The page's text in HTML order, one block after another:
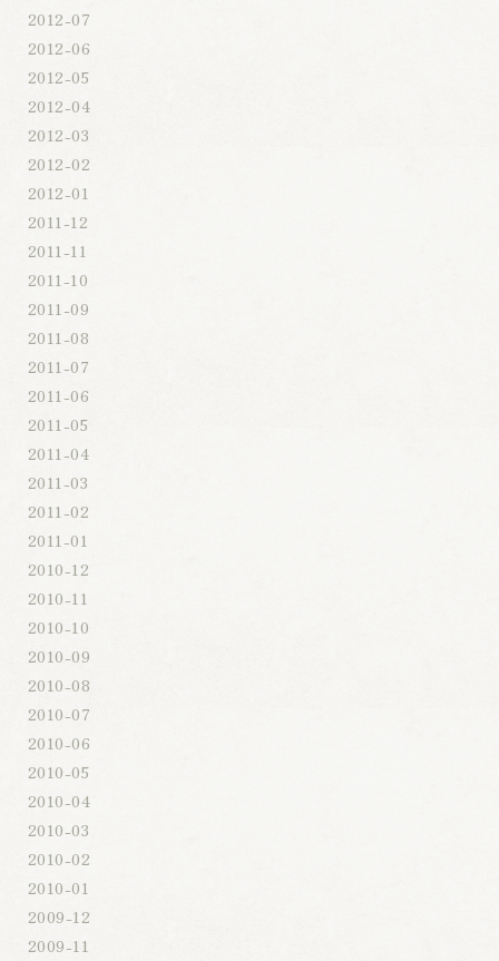
2012-07
2012-06
2012-05
2012-04
2012-03
2012-02
2012-01
2011-12
2011-11
2011-10
2011-09
2011-08
2011-07
2011-06
2011-05
2011-04
2011-03
2011-02
2011-01
2010-12
2010-11
2010-10
2010-09
2010-08
2010-07
2010-06
2010-05
2010-04
2010-03
2010-02
2010-01
2009-12
2009-11